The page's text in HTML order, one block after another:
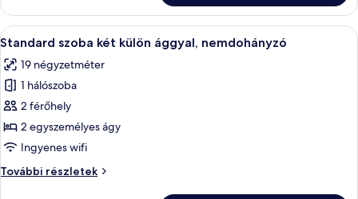
nemdohányzó
további
részletei
A
következő
szoba
összes
képének
megtekintése:
Standard
két
Egy szállodai szoba két nagy ággyal,
3
Standard szoba két külön ággyal, nemdohányzó
19 négyzetméter
1 hálószoba
2 férőhely
2 egyszemélyes ágy
Ingyenes wifi
További részletek
Standard